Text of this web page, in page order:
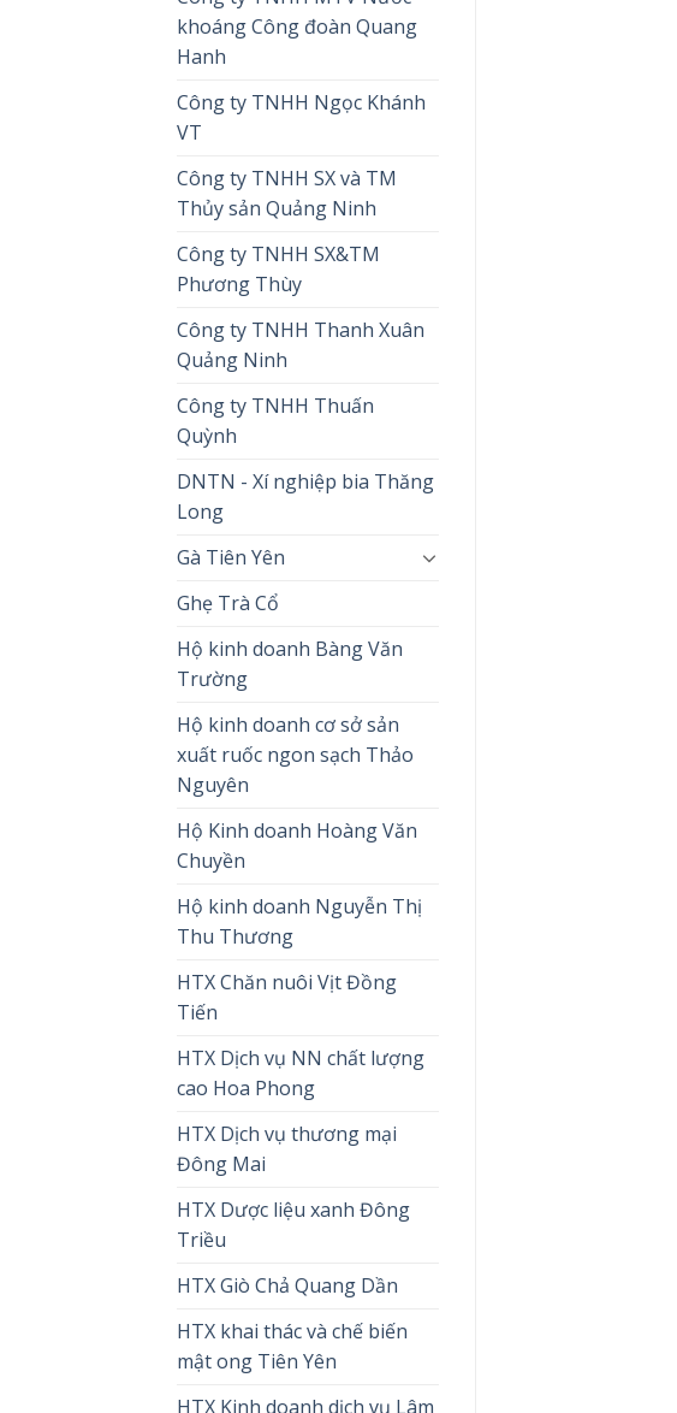
khoáng Công đoàn Quang
Hanh
Công ty TNHH Ngọc Khánh
VT
Công ty TNHH SX và TM
Thủy sản Quảng Ninh
Công ty TNHH SX&TM
Phương Thùy
Công ty TNHH Thanh Xuân
Quảng Ninh
Công ty TNHH Thuấn
Quỳnh
DNTN - Xí nghiệp bia Thăng
Long
Gà Tiên Yên
Ghẹ Trà Cổ
Hộ kinh doanh Bàng Văn
Trường
Hộ kinh doanh cơ sở sản
xuất ruốc ngon sạch Thảo
Nguyên
Hộ Kinh doanh Hoàng Văn
Chuyền
Hộ kinh doanh Nguyễn Thị
Thu Thương
HTX Chăn nuôi Vịt Đồng
Tiến
HTX Dịch vụ NN chất lượng
cao Hoa Phong
HTX Dịch vụ thương mại
Đông Mai
HTX Dược liệu xanh Đông
Triều
HTX Giò Chả Quang Dần
HTX khai thác và chế biến
mật ong Tiên Yên
HTX Kinh doanh dịch vụ Lâm